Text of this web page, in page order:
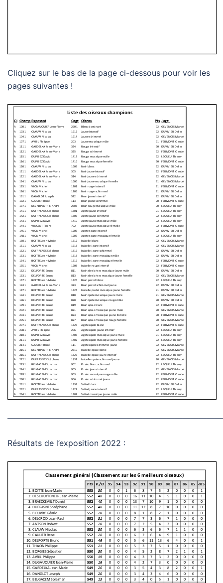
Cliquez sur le bas de la page ci-dessous pour voir les
pages suivantes !
Résultats de l’exposition 2022 :